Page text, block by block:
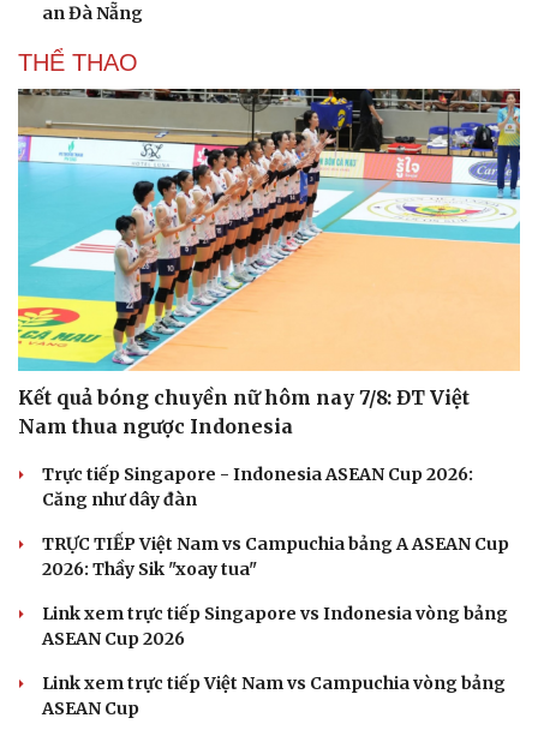
an Đà Nẵng
THỂ THAO
Kết quả bóng chuyền nữ hôm nay 7/8: ĐT Việt
Nam thua ngược Indonesia
Trực tiếp Singapore - Indonesia ASEAN Cup 2026:
Căng như dây đàn
TRỰC TIẾP Việt Nam vs Campuchia bảng A ASEAN Cup
2026: Thầy Sik "xoay tua"
Link xem trực tiếp Singapore vs Indonesia vòng bảng
ASEAN Cup 2026
Link xem trực tiếp Việt Nam vs Campuchia vòng bảng
ASEAN Cup